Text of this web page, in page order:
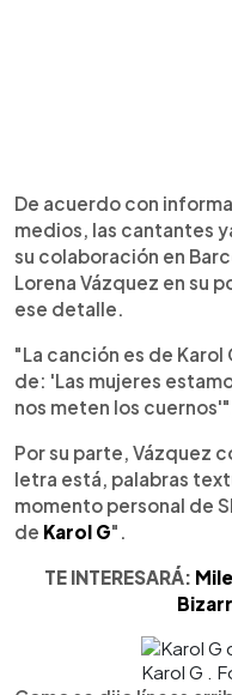
De acuerdo con
medios, las cantantes
su colaboración en
Lorena Vázquez en su
ese detalle.
"La canción es de
de: 'Las mujeres
nos meten los
Por su parte, Vázquez
letra está, palabras
momento personal de
de Karol G".
TE INTERESARÁ:
Karol G .